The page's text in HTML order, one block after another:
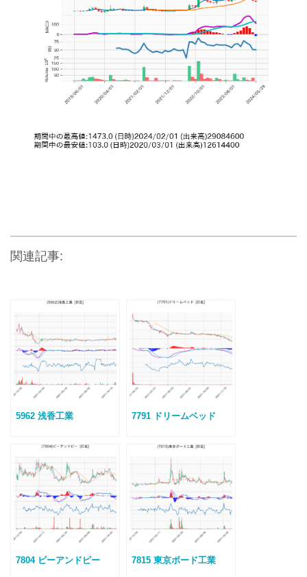
関連記事:
5962 浅香工業 7791 ドリームベッド
7804 ビーアンドピー 7815 東京ボード工業